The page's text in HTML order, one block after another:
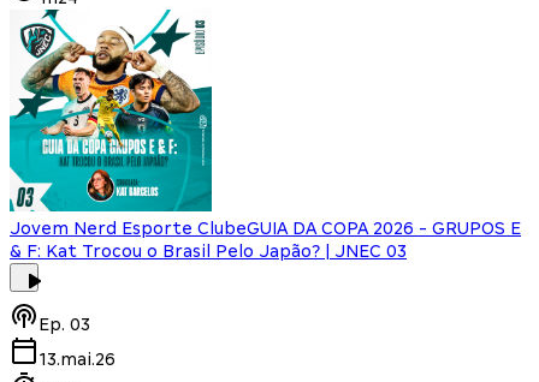
Jovem Nerd Esporte ClubeGUIA DA COPA 2026 - GRUPOS E
& F: Kat Trocou o Brasil Pelo Japão? | JNEC 03
Ep. 03
13.mai.26